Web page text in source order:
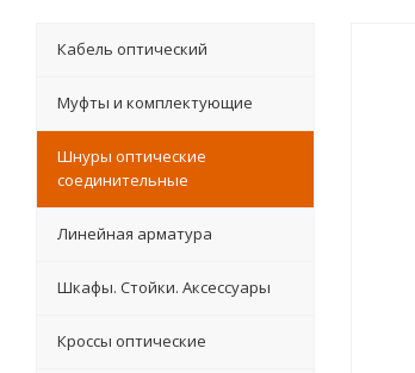
Кабель оптический
Муфты и комплектующие
Шнуры оптические
соединительные
Линейная арматура
Шкафы. Стойки. Аксесcуары
Кроссы оптические